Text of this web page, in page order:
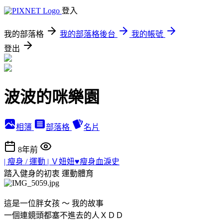
登入
我的部落格 我的部落格後台
我的帳號
登出
波波的咪樂園
相簿 部落格 名片
8年前
| 瘦身 / 運動 | Ｖ妞妞♥瘦身血淚史
踏入健身的初衷 運動體育
這是一位胖女孩 ～ 我的故事
一個連鏡頭都塞不進去的人ＸＤＤ